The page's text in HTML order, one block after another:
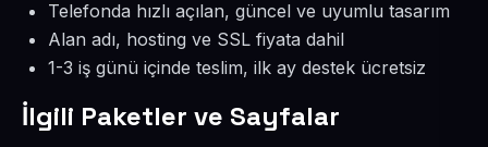
Telefonda hızlı açılan, güncel ve uyumlu tasarım
Alan adı, hosting ve SSL fiyata dahil
1-3 iş günü içinde teslim, ilk ay destek ücretsiz
İlgili Paketler ve Sayfalar